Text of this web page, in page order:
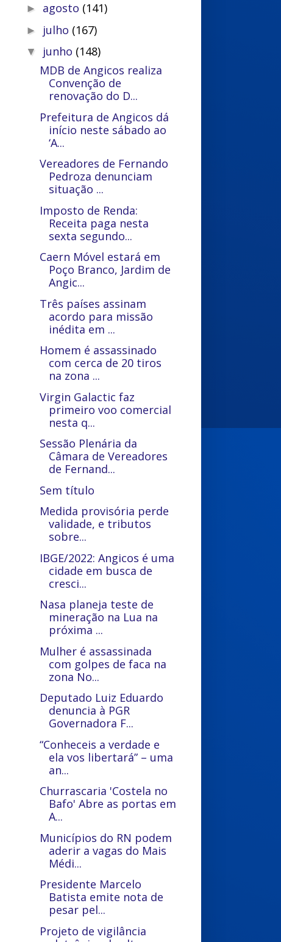
► agosto (141)
► julho (167)
▼ junho (148)
MDB de Angicos realiza
Convenção de
renovação do D...
Prefeitura de Angicos dá
início neste sábado ao
‘A...
Vereadores de Fernando
Pedroza denunciam
situação ...
Imposto de Renda:
Receita paga nesta
sexta segundo...
Caern Móvel estará em
Poço Branco, Jardim de
Angic...
Três países assinam
acordo para missão
inédita em ...
Homem é assassinado
com cerca de 20 tiros
na zona ...
Virgin Galactic faz
primeiro voo comercial
nesta q...
Sessão Plenária da
Câmara de Vereadores
de Fernand...
Sem título
Medida provisória perde
validade, e tributos
sobre...
IBGE/2022: Angicos é uma
cidade em busca de
cresci...
Nasa planeja teste de
mineração na Lua na
próxima ...
Mulher é assassinada
com golpes de faca na
zona No...
Deputado Luiz Eduardo
denuncia à PGR
Governadora F...
“Conheceis a verdade e
ela vos libertará” – uma
an...
Churrascaria 'Costela no
Bafo' Abre as portas em
A...
Municípios do RN podem
aderir a vagas do Mais
Médi...
Presidente Marcelo
Batista emite nota de
pesar pel...
Projeto de vigilância